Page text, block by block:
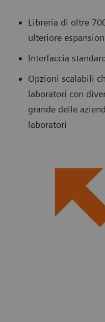
Libreria di oltre
ulteriore
Interfaccia
Opzioni scalabili
laboratori con
grande delle
laboratori